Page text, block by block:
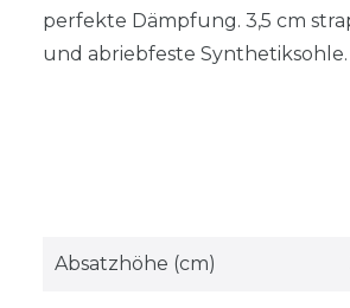
perfekte Dämpfung. 3,5 cm
und abriebfeste Synthetiksohle.
Absatzhöhe (cm)